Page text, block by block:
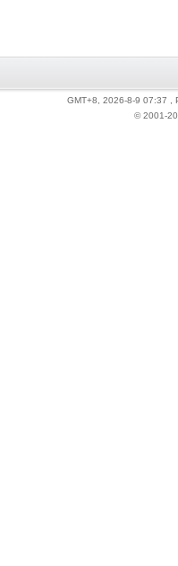
GMT+8, 2026-8-9 07:37
© 2001-